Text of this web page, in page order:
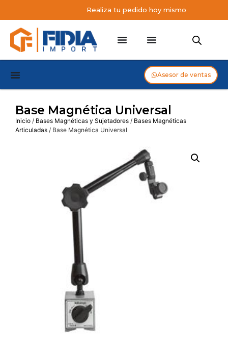
Realiza tu pedido hoy mismo
Asesor de ventas
Base Magnética Universal
Inicio / Bases Magnéticas y Sujetadores / Bases Magnéticas
Articuladas / Base Magnética Universal